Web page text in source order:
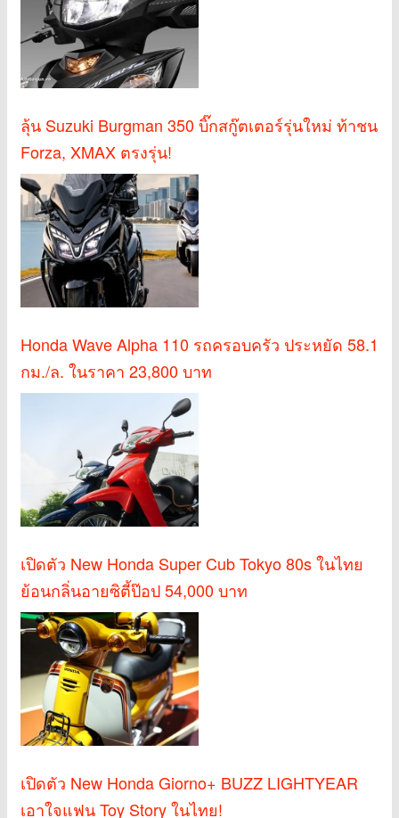
ลุ้น Suzuki Burgman 350 บิ๊กสกู๊ตเตอร์รุ่นใหม่ ท้าชน
Forza, XMAX ตรงรุ่น!
Honda Wave Alpha 110 รถครอบครัว ประหยัด 58.1
กม./ล. ในราคา 23,800 บาท
เปิดตัว New Honda Super Cub Tokyo 80s ในไทย
ย้อนกลิ่นอายซิตี้ป๊อป 54,000 บาท
เปิดตัว New Honda Giorno+ BUZZ LIGHTYEAR
เอาใจแฟน Toy Story ในไทย!